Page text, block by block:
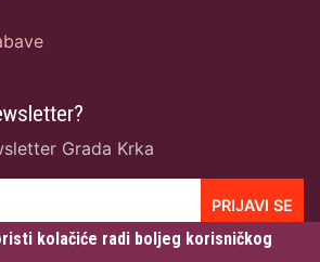
Grada Krka
PRIJAVI SE
kolačiće radi boljeg korisničkog